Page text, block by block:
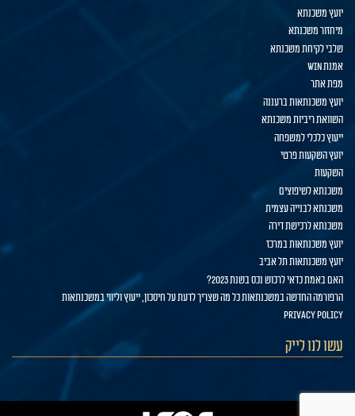
יועץ משכנתא
מיחזור משכנתא
שלבי לקיחת משכנתא
אמנת WIN
מפת אתר
יועץ משכנתאות ברעננה
השוואת ריביות משכנתא
ייעוץ כלכלי למשפחה
יועץ השקעות פרטי
השקעות
משכנתא לשיפוצים
משכנתא לבנייה עצמית
משכנתא לרכישת דירה
יועץ משכנתאות במרכז
יועץ משכנתאות תל אביב
האם באמת כדאי לרכוש נכס בשנת 2023?
הרפורמה החדשה במשכנתאות כל מה שצריך לדעת על חיסכון, ייעוץ וליווי במשכנתאות
privacy policy
עשו לנו לייק